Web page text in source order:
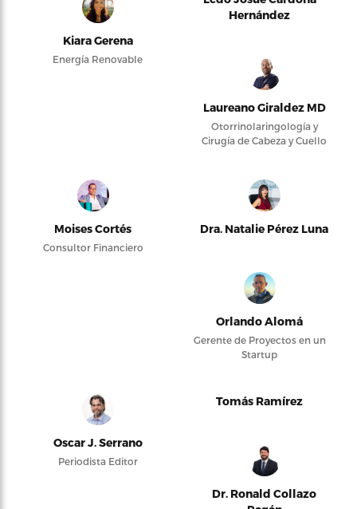
Kiara Gerena
Energía Renovable
Hernández
Laureano Giraldez MD
Otorrinolaringología y
Cirugía de Cabeza y Cuello
Moises Cortés
Consultor Financiero
Dra. Natalie Pérez Luna
Orlando Alomá
Gerente de Proyectos en un
Startup
Oscar J. Serrano
Periodista Editor
Tomás Ramírez
Dr. Ronald Collazo